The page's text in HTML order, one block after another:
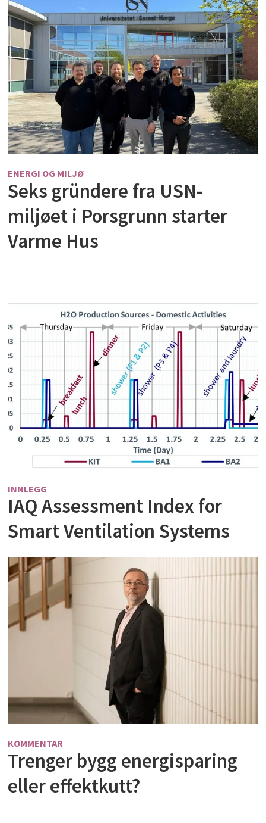
ENERGI OG MILJØ
Seks gründere fra USN-
miljøet i Porsgrunn starter
Varme Hus
INNLEGG
IAQ Assessment Index for
Smart Ventilation Systems
KOMMENTAR
Trenger bygg energisparing
eller effektkutt?